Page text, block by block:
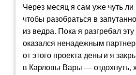
Через месяц я сам уже чуть
чтобы разобраться в
из ведра. Пока я разгребал
оказался ненадежным
от этого проекта деньги я
в Карловы Вары — отдохнуть,